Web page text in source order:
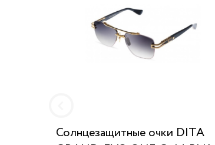
Солнцезащитные очки DITA